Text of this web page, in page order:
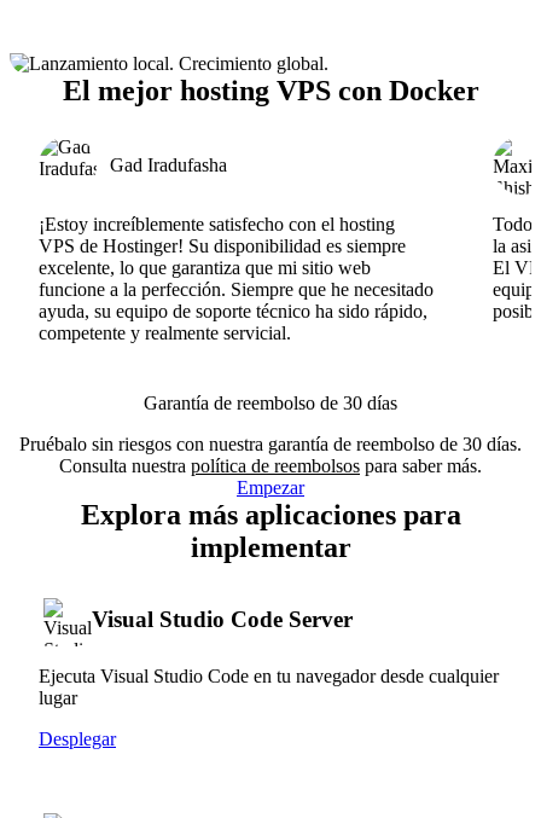
El mejor hosting VPS con Docker
Gad Iradufasha
¡Estoy increíblemente satisfecho con el hosting
VPS de Hostinger! Su disponibilidad es siempre
excelente, lo que garantiza que mi sitio web
funcione a la perfección. Siempre que he necesitado
ayuda, su equipo de soporte técnico ha sido rápido,
competente y realmente servicial.
Todo
la
El
Garantía de reembolso de 30 días
Pruébalo sin riesgos con nuestra garantía de reembolso de 30 días.
Consulta nuestra política de reembolsos para saber más.
Empezar
Explora más aplicaciones para
implementar
Visual Studio Code Server
Ejecuta Visual Studio Code en tu navegador desde cualquier
lugar
Desplegar